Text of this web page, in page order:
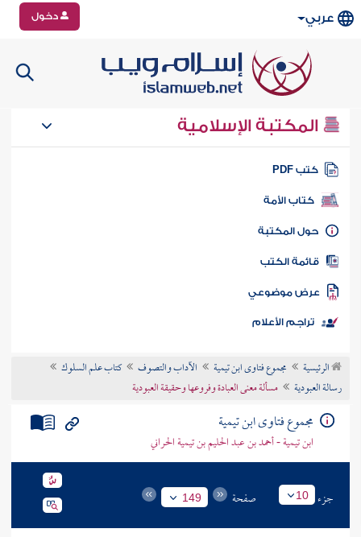
عربي دخول
المكتبة الإسلامية
كتب PDF
كتاب الأمة
المكتبة
الكتب
موضوعي
تراجم الأعلام
الرئيسية مجموع فتاوى ابن تيمية الآداب والتصوف
كتاب علم السلوك
رسالة العبودية
مسألة معنى العبادة وفروعها وحقيقة العبودية
مجموع فتاوى ابن تيمية
ابن تيمية - أحمد بن عبد الحليم بن تيمية الحراني
جزء 10 صفحة 149